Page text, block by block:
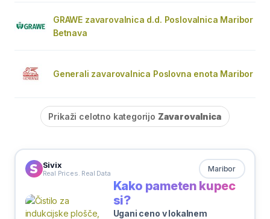
GRAWE zavarovalnica d.d. Poslovalnica Maribor
Betnava
Generali zavarovalnica Poslovna enota Maribor
Prikaži celotno kategorijo Zavarovalnica
Sivix
Real Prices. Real Data Maribor
Kako pameten kupec
si?
Ugani ceno v lokalnem